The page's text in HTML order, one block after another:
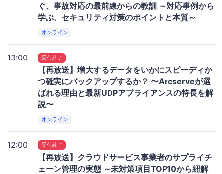
ぐ、事故対応の最前線からの教訓 ～対応事例から
学ぶ、セキュリティ対策のポイントと本質～
オンライン
13:00 受付終了
【再放送】増大するデータをいかにスピーディか
つ確実にバックアップするか？ 〜Arcserveが選
ばれる理由と最新UDPアプライアンスの特長を解
説〜
オンライン
12:00 受付終了
【再放送】クラウドサービス事業者のサプライチ
ェーン管理の実態 ～未対策項目TOP10から紐解